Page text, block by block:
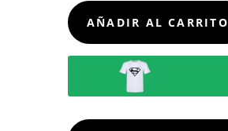
AÑADIR AL CARRITO